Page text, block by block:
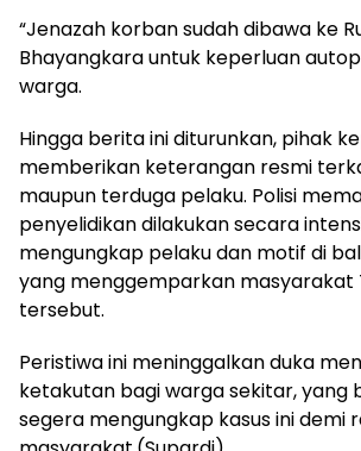
“Jenazah korban sudah dibawa ke
Bhayangkara untuk keperluan
warga.
Hingga berita ini diturunkan, pihak
memberikan keterangan resmi
maupun terduga pelaku. Polisi
penyelidikan dilakukan secara
mengungkap pelaku dan motif di
yang menggemparkan masyarakat
tersebut.
Peristiwa ini meninggalkan duka
ketakutan bagi warga sekitar, yang
segera mengungkap kasus ini demi